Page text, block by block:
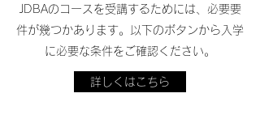
JDBAのコースを受講するためには、必要要
件が幾つかあります。以下のボタンから入学
に必要な条件をご確認ください。
詳しくはこちら